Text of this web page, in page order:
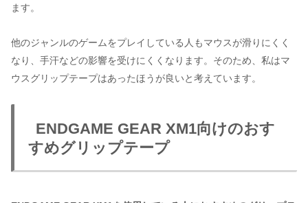
ます。
他のジャンルのゲームをプレイしている人もマウスが滑りにくく
なり、手汗などの影響を受けにくくなります。そのため、私はマ
ウスグリップテープはあったほうが良いと考えています。
ENDGAME GEAR XM1向けのおす
すめグリップテープ